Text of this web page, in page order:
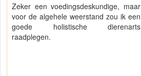
Zeker een voedingsdeskundige, maar
voor de algehele weerstand zou ik een
goede holistische dierenarts
raadplegen.